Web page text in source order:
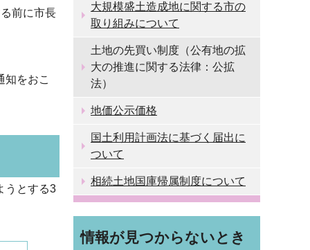
前に市長
をおこ
うとする3
大規模盛土造成地に関する市の
取り組みについて
土地の先買い制度（公有地の拡
大の推進に関する法律：公拡
法）
地価公示価格
国土利用計画法に基づく届出に
ついて
相続土地国庫帰属制度について
情報が見つからないとき